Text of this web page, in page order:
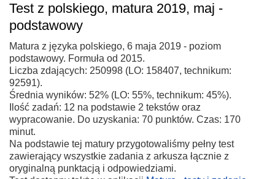
Test z polskiego, matura 2019, maj -
podstawowy
Matura z języka polskiego, 6 maja 2019 - poziom
podstawowy. Formuła od 2015.
Liczba zdających: 250998 (LO: 158407, technikum:
92591).
Średnia wyników: 52% (LO: 55%, technikum: 45%).
Ilość zadań: 12 na podstawie 2 tekstów oraz
wypracowanie. Do uzyskania: 70 punktów. Czas: 170
minut.
Na podstawie tej matury przygotowaliśmy pełny test
zawierający wszystkie zadania z arkusza łącznie z
oryginalną punktacją i odpowiedziami.